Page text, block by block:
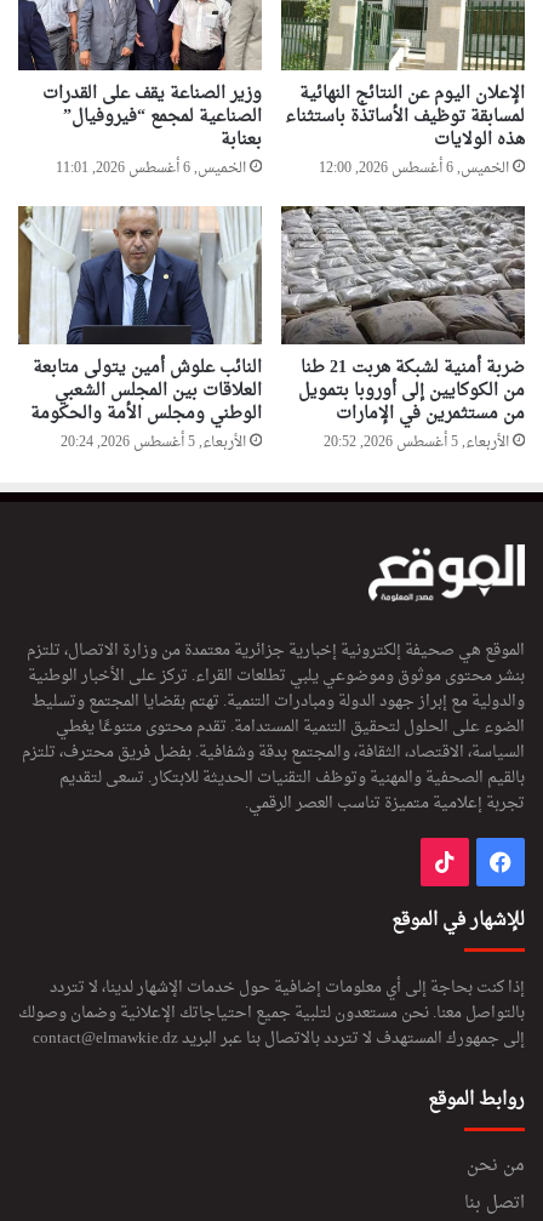
الإعلان اليوم عن النتائج النهائية
لمسابقة توظيف الأساتذة باستثناء
هذه الولايات
الخميس, 6 أغسطس 2026, 12:00
وزير الصناعة يقف على القدرات
الصناعية لمجمع “فيروفيال”
بعنابة
الخميس, 6 أغسطس 2026, 11:01
ضربة أمنية لشبكة هربت 21 طنا
من الكوكايين إلى أوروبا بتمويل
من مستثمرين في الإمارات
الأربعاء, 5 أغسطس 2026, 20:52
النائب علوش أمين يتولى متابعة
العلاقات بين المجلس الشعبي
الوطني ومجلس الأمة والحكومة
الأربعاء, 5 أغسطس 2026, 20:24
الموقع هي صحيفة إلكترونية إخبارية جزائرية معتمدة من وزارة الاتصال، تلتزم
بنشر محتوى موثوق وموضوعي يلبي تطلعات القراء. تركز على الأخبار الوطنية
والدولية مع إبراز جهود الدولة ومبادرات التنمية. تهتم بقضايا المجتمع وتسليط
الضوء على الحلول لتحقيق التنمية المستدامة. تقدم محتوى متنوعًا يغطي
السياسة، الاقتصاد، الثقافة، والمجتمع بدقة وشفافية. بفضل فريق محترف، تلتزم
بالقيم الصحفية والمهنية وتوظف التقنيات الحديثة للابتكار. تسعى لتقديم
تجربة إعلامية متميزة تناسب العصر الرقمي.
فيسبوك
للإشهار في الموقع
إذا كنت بحاجة إلى أي معلومات إضافية حول خدمات الإشهار لدينا، لا تتردد
بالتواصل معنا. نحن مستعدون لتلبية جميع احتياجاتك الإعلانية وضمان وصولك
إلى جمهورك المستهدف لا تتردد بالاتصال بنا عبر البريدcontact@elmawkie.dz
روابط الموقع
من نحن
اتصل بنا